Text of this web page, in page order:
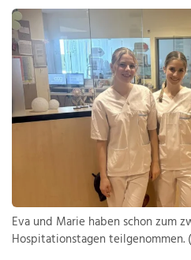
Eva und Marie haben schon zum
Hospitationstagen teilgenommen.